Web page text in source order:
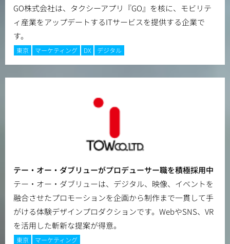
GO株式会社は、タクシーアプリ『GO』を核に、モビリテ
ィ産業をアップデートするITサービスを提供する企業で
す。
東京 マーケティング DX デジタル
テー・オー・ダブリューがプロデューサー職を積極採用中
テー・オー・ダブリューは、デジタル、映像、イベントを
融合させたプロモーションを企画から制作まで一貫して手
がける体験デザインプロダクションです。WebやSNS、VR
を活用した斬新な提案が得意。
東京 マーケティング